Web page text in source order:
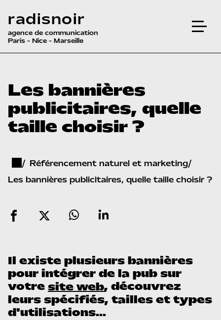
radisnoir
agence de communication
Paris - Nice - Marseille
Les bannières
publicitaires, quelle
taille choisir ?
Référencement naturel et marketing
Les bannières publicitaires, quelle taille choisir ?
Il existe plusieurs bannières
pour intégrer de la pub sur
votre site web, découvrez
leurs spécifiés, tailles et types
d'utilisations...